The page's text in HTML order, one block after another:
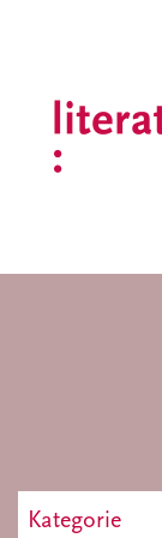
Kategorie